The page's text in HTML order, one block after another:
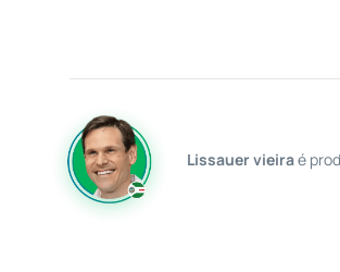
Lissauer vieiraé